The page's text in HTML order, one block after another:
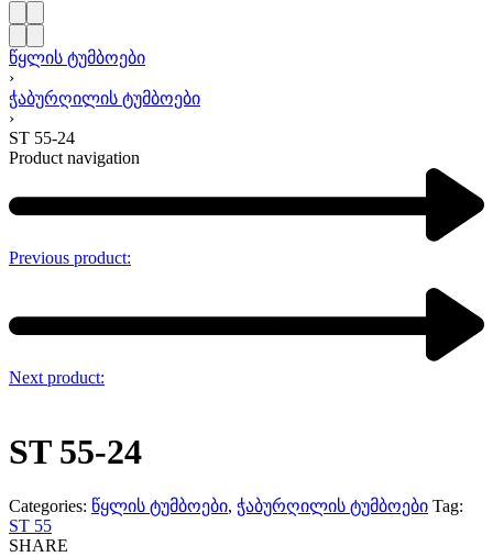
წყლის ტუმბოები
›
ჭაბურღილის ტუმბოები
›
ST 55-24
Product navigation
Previous product:
Next product:
ST 55-24
Categories: წყლის ტუმბოები, ჭაბურღილის ტუმბოები Tag:
ST 55
SHARE